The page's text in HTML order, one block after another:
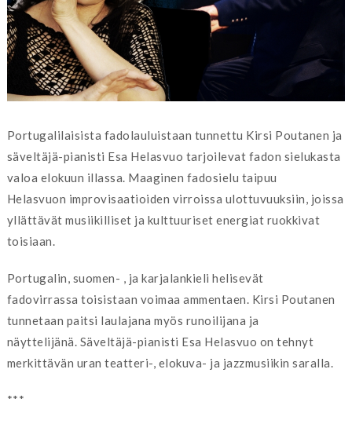
Portugalilaisista fadolauluistaan tunnettu Kirsi Poutanen ja
säveltäjä-pianisti Esa Helasvuo tarjoilevat fadon sielukasta
valoa elokuun illassa. Maaginen fadosielu taipuu
Helasvuon improvisaatioiden virroissa ulottuvuuksiin, joissa
yllättävät musiikilliset ja kulttuuriset energiat ruokkivat
toisiaan.
Portugalin, suomen- , ja karjalankieli helisevät
fadovirrassa toisistaan voimaa ammentaen. Kirsi Poutanen
tunnetaan paitsi laulajana myös runoilijana ja
näyttelijänä. Säveltäjä-pianisti Esa Helasvuo on tehnyt
merkittävän uran teatteri-, elokuva- ja jazzmusiikin saralla.
***